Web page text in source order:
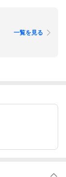
一覧を見る